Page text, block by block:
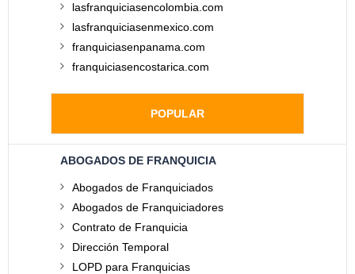
lasfranquiciasencolombia.com
lasfranquiciasenmexico.com
franquiciasenpanama.com
franquiciasencostarica.com
POPULAR
ABOGADOS DE FRANQUICIA
Abogados de Franquiciados
Abogados de Franquiciadores
Contrato de Franquicia
Dirección Temporal
LOPD para Franquicias